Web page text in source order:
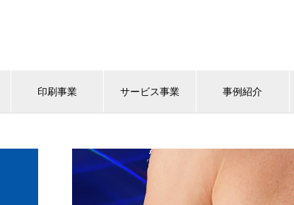
印刷事業 サービス事業 事例紹介